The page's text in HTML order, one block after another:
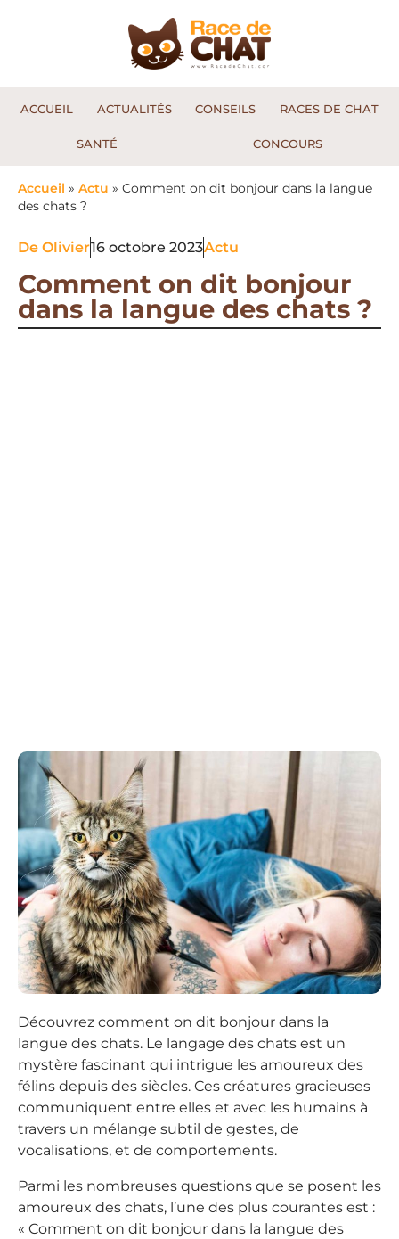
ACCUEIL ACTUALITÉS CONSEILS RACES DE CHAT
SANTÉ CONCOURS
Accueil » Actu » Comment on dit bonjour dans la langue
des chats ?
De Olivier16 octobre 2023Actu
Comment on dit bonjour
dans la langue des chats ?
Découvrez comment on dit bonjour dans la
langue des chats. Le langage des chats est un
mystère fascinant qui intrigue les amoureux des
félins depuis des siècles. Ces créatures gracieuses
communiquent entre elles et avec les humains à
travers un mélange subtil de gestes, de
vocalisations, et de comportements.
Parmi les nombreuses questions que se posent les
amoureux des chats, l’une des plus courantes est :
« Comment on dit bonjour dans la langue des